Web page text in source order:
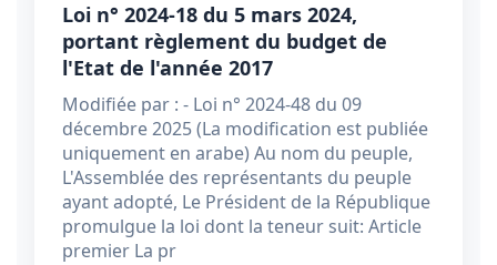
Loi n° 2024-18 du 5 mars 2024,
portant règlement du budget de
l'Etat de l'année 2017
Modifiée par : - Loi n° 2024-48 du 09
décembre 2025 (La modification est publiée
uniquement en arabe) Au nom du peuple,
L'Assemblée des représentants du peuple
ayant adopté, Le Président de la République
promulgue la loi dont la teneur suit: Article
premier La pr